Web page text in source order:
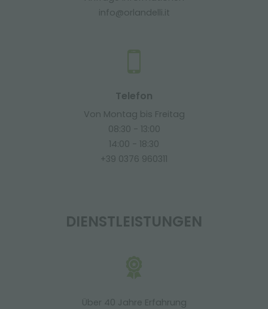
info@orlandelli.it
Telefon
Von Montag bis Freitag
08:30 - 13:00
14:00 - 18:30
+39 0376 960311
DIENSTLEISTUNGEN
Über 40 Jahre Erfahrung